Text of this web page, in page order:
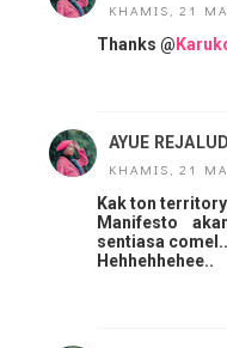
KHAMIS, 21
Thanks @
AYUE
KHAMIS, 21
Kak ton territory
Manifesto
sentiasa
Hehhehhehee..